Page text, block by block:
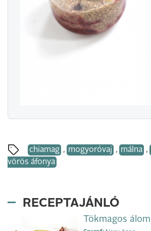
chiamag , mogyoróvaj , málna ,
vörös áfonya
RECEPTAJÁNLÓ
Tökmagos álom